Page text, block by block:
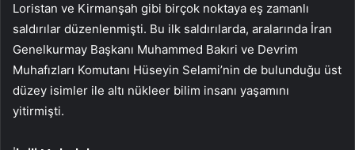
Loristan ve Kirmanşah gibi birçok noktaya eş zamanlı
saldırılar düzenlenmişti. Bu ilk saldırılarda, aralarında İran
Genelkurmay Başkanı Muhammed Bakıri ve Devrim
Muhafızları Komutanı Hüseyin Selami’nin de bulunduğu üst
düzey isimler ile altı nükleer bilim insanı yaşamını
yitirmişti.